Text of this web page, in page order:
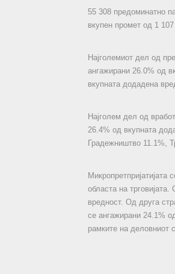
55 308 предоминатно
вкупен промет од 1
Најголемиот дел од
ангажирани 26.0% од
вкупната додадена
Најголем дел од
26.4% од вкупната
Градежништво 11.1%,
областа на
вредност. Од друга
се ангажирани 24.1%
рамките на деловниот